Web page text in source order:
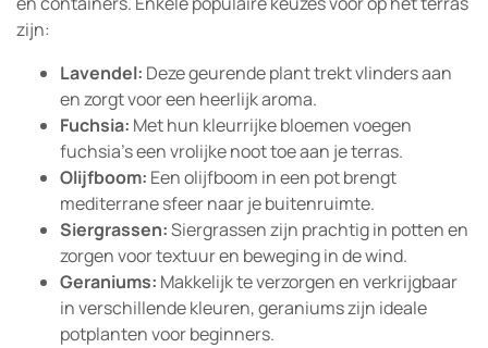
zijn:
Lavendel: Deze geurende plant trekt vlinders aan
en zorgt voor een heerlijk aroma.
Fuchsia: Met hun kleurrijke bloemen voegen
fuchsia’s een vrolijke noot toe aan je terras.
Olijfboom: Een olijfboom in een pot brengt
mediterrane sfeer naar je buitenruimte.
Siergrassen:Siergrassen zijn prachtig in potten en
zorgen voor textuur en beweging in de wind.
Geraniums: Makkelijk te verzorgen en verkrijgbaar
in verschillende kleuren, geraniums zijn ideale
potplanten voor beginners.